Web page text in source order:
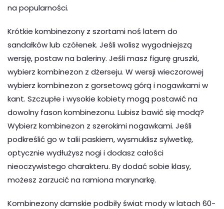
na popularności.
Krótkie kombinezony z szortami noś latem do
sandałków lub czółenek. Jeśli wolisz wygodniejszą
wersję, postaw na baleriny. Jeśli masz figurę gruszki,
wybierz kombinezon z dżerseju. W wersji wieczorowej
wybierz kombinezon z gorsetową górą i nogawkami w
kant. Szczupłe i wysokie kobiety mogą postawić na
dowolny fason kombinezonu. Lubisz bawić się modą?
Wybierz kombinezon z szerokimi nogawkami. Jeśli
podkreślić go w talii paskiem, wysmuklisz sylwetkę,
optycznie wydłużysz nogi i dodasz całości
nieoczywistego charakteru. By dodać sobie klasy,
możesz zarzucić na ramiona marynarkę.
Kombinezony damskie podbiły świat mody w latach 60-